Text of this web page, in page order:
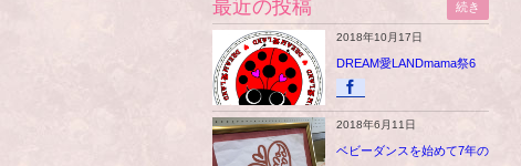
最近の投稿
2018年10月17日
DREAM愛LANDmama祭6
2018年6月11日
ベビーダンスを始めて7年の
続き